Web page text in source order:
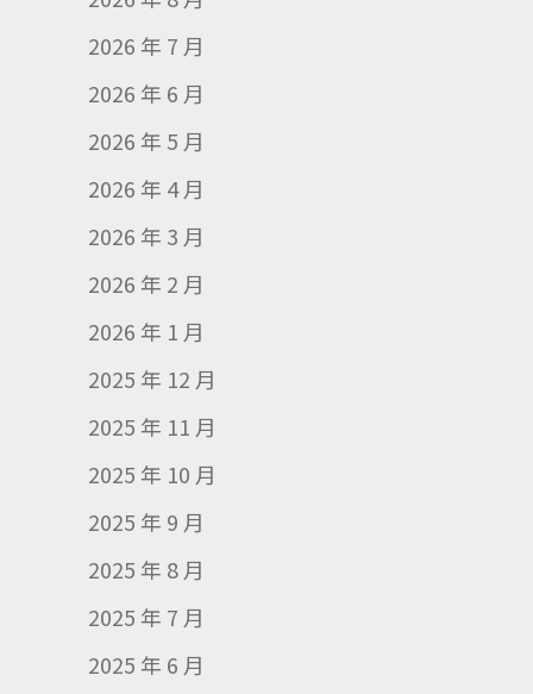
2026 年 7 月
2026 年 6 月
2026 年 5 月
2026 年 4 月
2026 年 3 月
2026 年 2 月
2026 年 1 月
2025 年 12 月
2025 年 11 月
2025 年 10 月
2025 年 9 月
2025 年 8 月
2025 年 7 月
2025 年 6 月